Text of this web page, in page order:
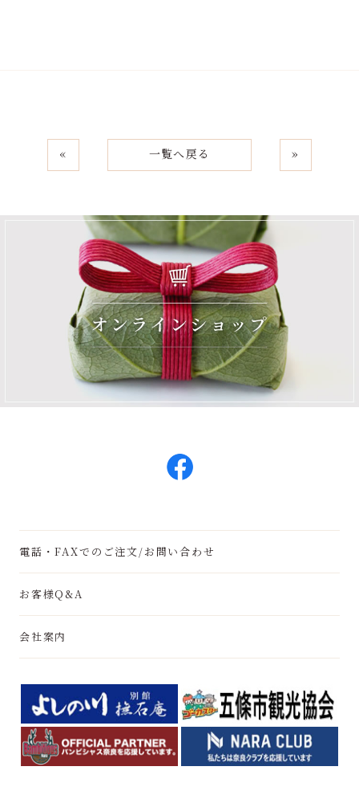
« 一覧へ戻る »
電話・FAXでのご注文/お問い合わせ
お客様Q&A
会社案内